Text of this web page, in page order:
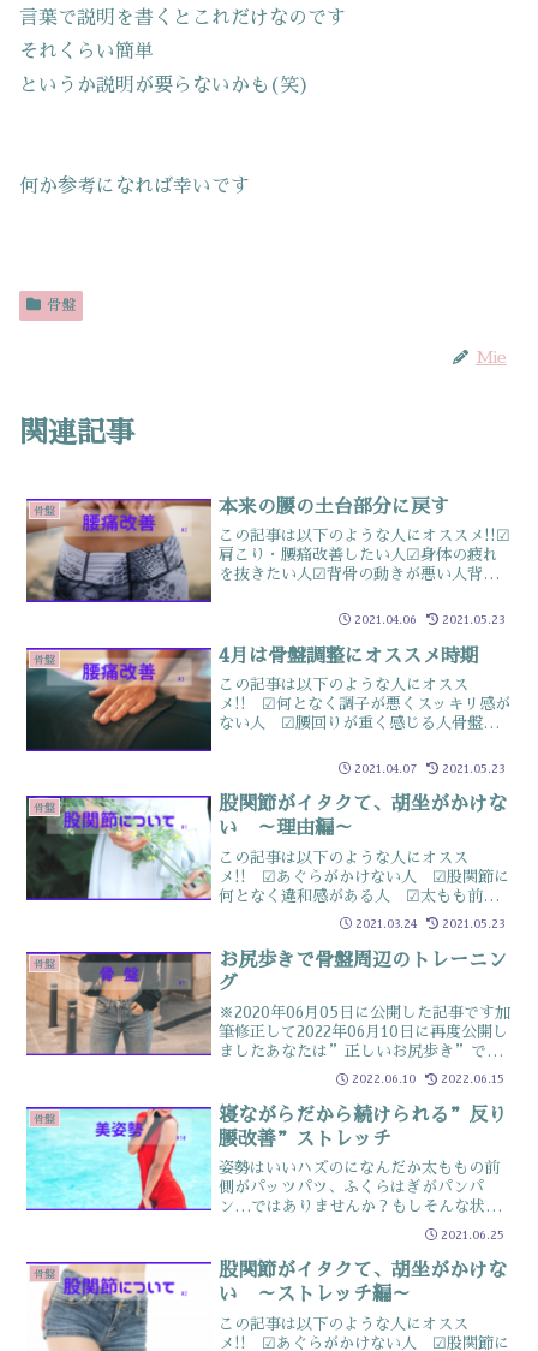
言葉で説明を書くとこれだけなのです
それくらい簡単
というか説明が要らないかも(笑)
何か参考になれば幸いです
骨盤
Mie
関連記事
骨盤 本来の腰の土台部分に戻す
この記事は以下のような人にオススメ!!☑
肩こり・腰痛改善したい人☑身体の疲れ
を抜きたい人☑背骨の動きが悪い人背骨
の一番下にあります骨盤の中央部分にあ
は骨盤の一部です実は...
2021.04.06 2021.05.23
骨盤 4月は骨盤調整にオススメ時期
この記事は以下のような人にオスス
メ!! ☑何となく調子が悪くスッキリ感が
ない人 ☑腰回りが重く感じる人骨盤の
月の気温上昇と共に開き始めます4月はそ
開いていない骨盤も...
2021.04.07 2021.05.23
骨盤
股関節がイタクて、胡坐がかけな
い ～理由編～
この記事は以下のような人にオスス
メ!! ☑あぐらがかけない人 ☑股関節に
何となく違和感がある人 ☑太もも前側
が氣になる人股関節が生まれつき硬い？
「私は子供のころから硬かったので、柔
らかくはならないんです」こういって最
初から諦めている人が多い...
2021.03.24 2021.05.23
骨盤
お尻歩きで骨盤周辺のトレーニン
グ
※2020年06月05日に公開した記事です加
筆修正して2022年06月10日に再度公開し
ましたあなたは”正しいお尻歩き”でき
ますか？”お尻歩きは、どこでも気軽に
できる体幹トレーニングで、骨盤矯正に
もなる”と雑誌などでも紹介されている
ため、自...
2022.06.10 2022.06.15
骨盤
寝ながらだから続けられる”反り
腰改善”ストレッチ
姿勢はいいハズのになんだか太ももの前
側がパッツパツ、ふくらはぎがパンパ
ン…ではありませんか？もしそんな状態
なら、いわゆる「反り腰」になっている
のかもしれません（※みぞおち辺りを反
っている人も含みます）判定方法はカン
タン、床に仰向けに寝転んだ...
2021.06.25
骨盤
股関節がイタクて、胡坐がかけな
い ～ストレッチ編～
この記事は以下のような人にオスス
メ!! ☑あぐらがかけない人 ☑股関節に